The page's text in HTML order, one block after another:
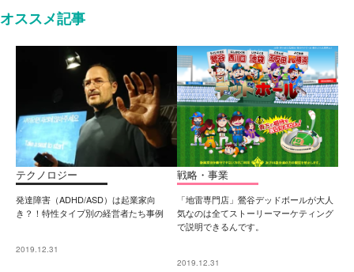
オススメ記事
テクノロジー
発達障害（ADHD/ASD）は起業家向
き？！特性タイプ別の経営者たち事例
2019.12.31
戦略・事業
「地雷専門店」鶯谷デッドボールが大人
気なのは全てストーリーマーケティング
で説明できるんです。
2019.12.31